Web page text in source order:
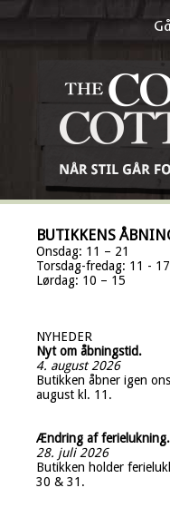
BUTIKKENS
Onsdag: 11 – 21
Torsdag-fredag: 11 -
Lørdag: 10 – 15
NYHEDER
Nyt om åbningstid.
4. august 2026
Butikken åbner igen
august kl. 11.
Ændring af ferielukning.
28. juli 2026
Butikken holder
30 & 31.